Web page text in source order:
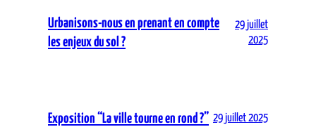
Urbanisons-nous en prenant en compte
les enjeux du sol ?
29 juillet
2025
Exposition “La ville tourne en rond ?” 29 juillet 2025